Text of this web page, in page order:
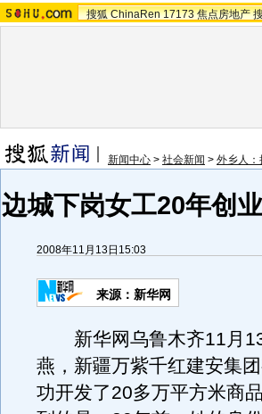
搜狐 ChinaRen 17173 焦点房地产
新闻中心 > 社会新闻 > 外乡人：
边城下岗女工20年创
2008年11月13日15:03
来源：新华网
新华网乌鲁木齐11月13
燕，新疆万紫千红建安集
功开发了20多万平方米商